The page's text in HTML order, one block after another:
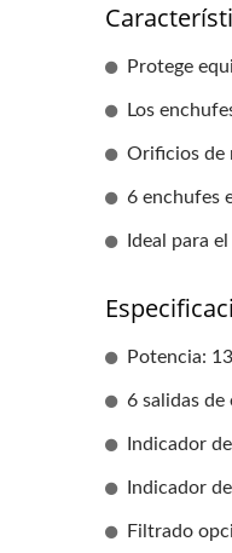
Protege
Los
Orificios de
6 enchufes
Ideal para
Potencia:
6 salidas
Indicador
Indicador
Filtrado